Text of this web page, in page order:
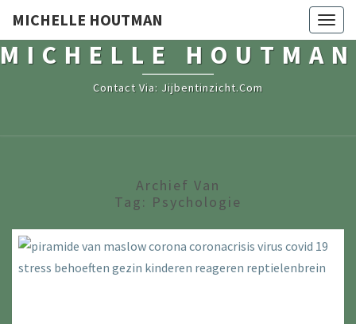
MICHELLE HOUTMAN
MICHELLE HOUTMAN
Contact Via: Jijbentinzicht.com
Archief Van
Tag: Psychologie